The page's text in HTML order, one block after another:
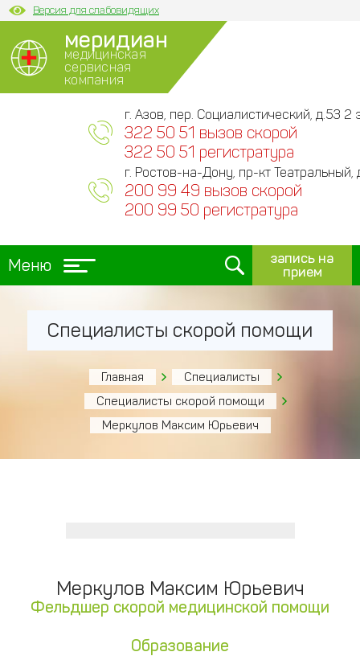
Версия для слабовидящих
меридиан
медицинская
сервисная
компания
г. Азов, пер. Социалистический, д.53 2
322 50 51 вызов скорой
322 50 51 регистратура
г. Ростов-на-Дону, пр-кт Театральный,
200 99 49 вызов скорой
200 99 50 регистратура
Меню
запись на
прием
Специалисты скорой помощи
Главная
Специалисты
Специалисты скорой помощи
Меркулов Максим Юрьевич
Меркулов Максим Юрьевич
Фельдшер скорой медицинской помощи
Образование